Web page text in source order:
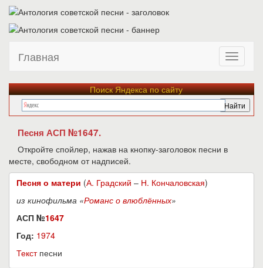
Главная
Поиск Яндекса по сайту
Песня АСП №1647.
Откройте спойлер, нажав на кнопку-заголовок песни в
месте, свободном от надписей.
Песня о матери (А. Градский – Н. Кончаловская)
из кинофильма «Романс о влюблённых»
АСП №1647
Год: 1974
Текстпесни